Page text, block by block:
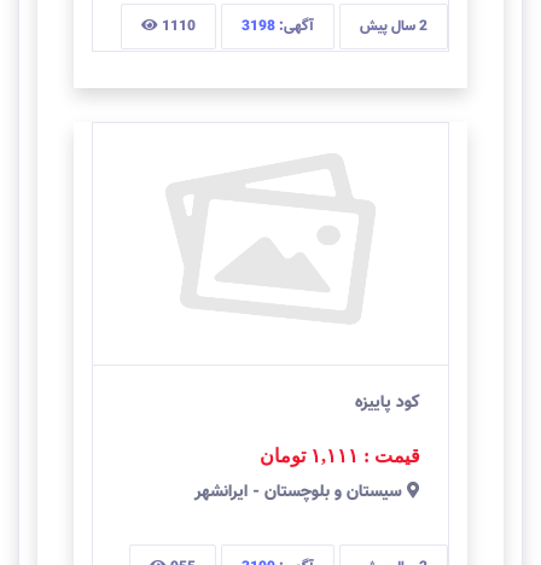
2 سال پیش آگهی:3198
1110
کود پاییزه
قیمت : ۱,۱۱۱ تومان
سيستان و بلوچستان - ایرانشهر